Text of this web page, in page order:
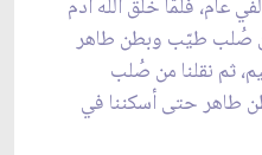
عام، فلمّا خلق الله آدم
من صُلب طيّب وبطن طاهر
ثم نقلنا من صُلب
طاهر حتى أسكننا في